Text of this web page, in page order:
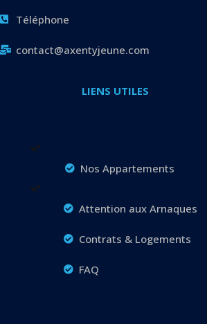
Téléphone
contact@axentyjeune.com
LIENS UTILES
Nos Appartements
Attention aux Arnaques
Contrats & Logements
FAQ